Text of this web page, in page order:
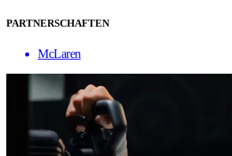
PARTNERSCHAFTEN
McLaren